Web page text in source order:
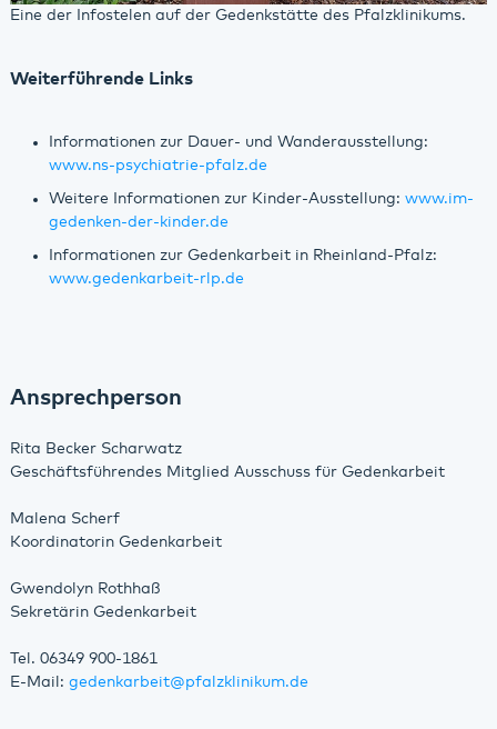
Eine der Infostelen auf der Gedenkstätte des Pfalzklinikums.
Weiterführende Links
Informationen zur Dauer- und Wanderausstellung:
www.ns-psychiatrie-pfalz.de
Weitere Informationen zur Kinder-Ausstellung: www.im-
gedenken-der-kinder.de
Informationen zur Gedenkarbeit in Rheinland-Pfalz:
www.gedenkarbeit-rlp.de
Ansprechperson
Rita Becker Scharwatz
Geschäftsführendes Mitglied Ausschuss für Gedenkarbeit
Malena Scherf
Koordinatorin Gedenkarbeit
Gwendolyn Rothhaß
Sekretärin Gedenkarbeit
Tel. 06349 900-1861
E-Mail: gedenkarbeit@pfalzklinikum.de